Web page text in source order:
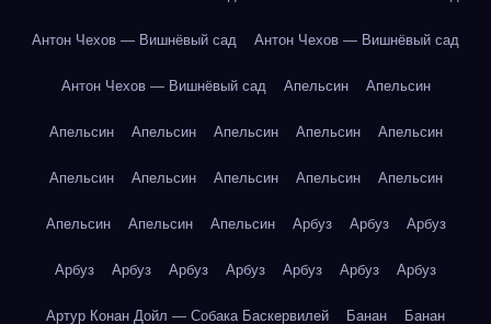
Антон Чехов — Вишнёвый сад Антон Чехов — Вишнёвый сад
Антон Чехов — Вишнёвый сад Апельсин Апельсин
Апельсин Апельсин Апельсин Апельсин Апельсин
Апельсин Апельсин Апельсин Апельсин Апельсин
Апельсин Апельсин Апельсин Арбуз Арбуз Арбуз
Арбуз Арбуз Арбуз Арбуз Арбуз Арбуз Арбуз
Артур Конан Дойл — Собака Баскервилей Банан Банан